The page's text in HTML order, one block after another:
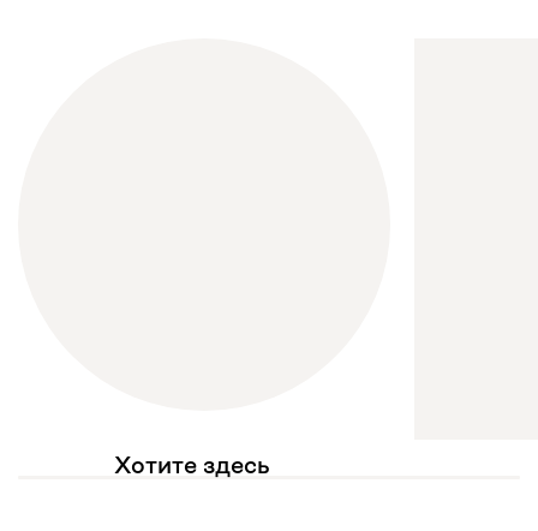
Хотите здесь